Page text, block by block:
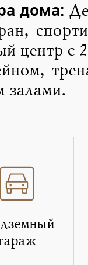
дома:
центр с
залами.